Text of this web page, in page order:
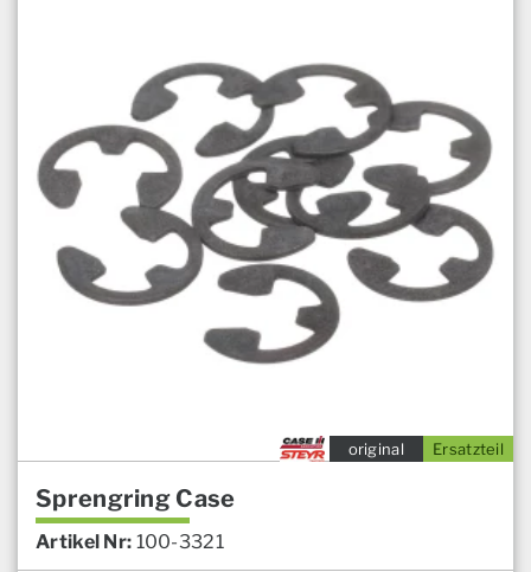
Ersatzteil
original
Sprengring Case
Artikel Nr: 100-3321